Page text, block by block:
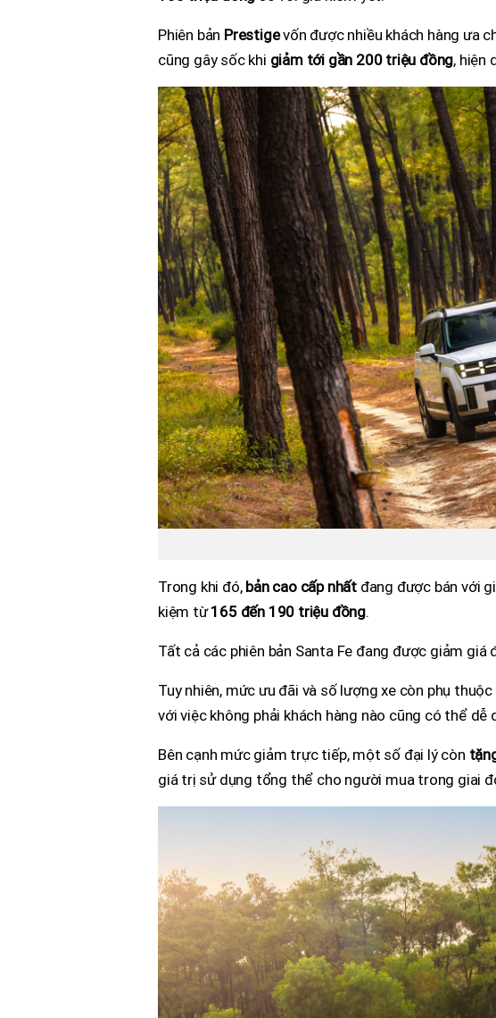
Phiên bản Prestigevốn được nhiều khách hàng ưa
cũng gây sốc khi giảm tới gần 200 triệu đồng, hiện
Trong khi đó, bản cao cấp nhất đang được bán với
kiệm từ165 đến 190 triệu đồng.
Tất cả các phiên bản Santa Fe đang được giảm giá
Tuy nhiên, mức ưu đãi và số lượng xe còn phụ
với việc không phải khách hàng nào cũng có thể dễ
Bên cạnh mức giảm trực tiếp, một số đại lý còn
giá trị sử dụng tổng thể cho người mua trong giai